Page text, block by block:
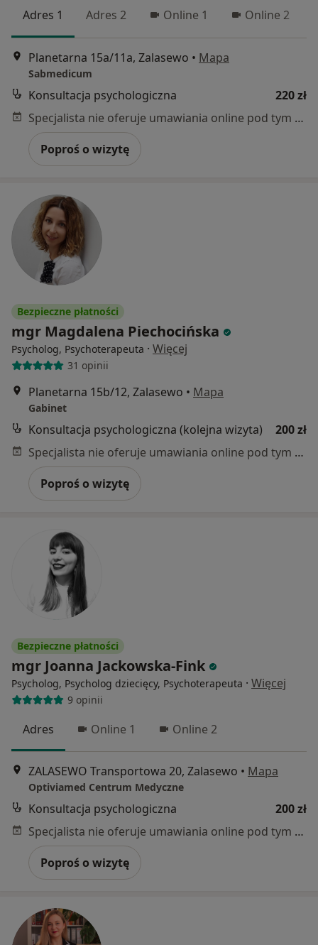
Adres 1 Adres 2 Online 1 Online 2
Planetarna 15a/11a, Zalasewo • Mapa
Sabmedicum
Konsultacja psychologiczna
220 zł
Specjalista nie oferuje umawiania online pod tym adresem.
Poproś o wizytę
Bezpieczne płatności
mgr Magdalena Piechocińska
Psycholog, Psychoterapeuta · Więcej
31 opinii
Planetarna 15b/12, Zalasewo • Mapa
Gabinet
Konsultacja psychologiczna (kolejna wizyta)
200 zł
Specjalista nie oferuje umawiania online pod tym adresem.
Poproś o wizytę
Bezpieczne płatności
mgr Joanna Jackowska-Fink
Psycholog, Psycholog dziecięcy, Psychoterapeuta · Więcej
9 opinii
Adres Online 1 Online 2
ZALASEWO Transportowa 20, Zalasewo • Mapa
Optiviamed Centrum Medyczne
Konsultacja psychologiczna
200 zł
Specjalista nie oferuje umawiania online pod tym adresem.
Poproś o wizytę